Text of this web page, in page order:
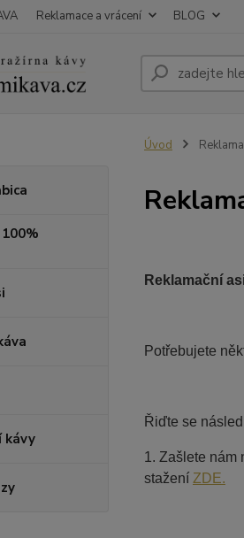
Reklamace a vrácení BLOG
kávy
Úvod
Reklamační
Potřebujete
Řiďte se
1. Zašlete nám
stažení ZDE.